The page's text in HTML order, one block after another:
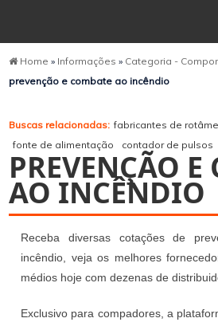
Home » Informações» Categoria -
prevenção e combate ao incêndio
Buscas relacionadas: fabricantes de
fonte de alimentação
contador de pulsos
PREVENÇÃO E
AO INCÊNDIO
Receba diversas cotações de
incêndio, veja os melhores
médios hoje com dezenas de
Exclusivo para compadores, a